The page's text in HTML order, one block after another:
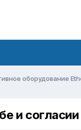
оборудование
и согласии